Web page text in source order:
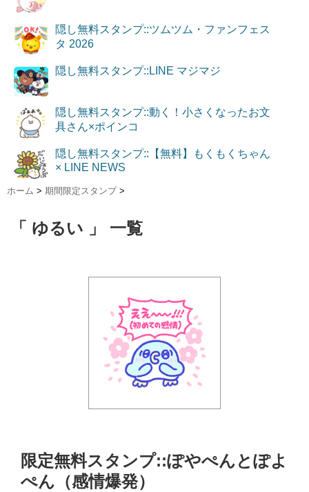
隠し無料スタンプ::ツムツム・ファンフェス
タ 2026
隠し無料スタンプ::LINE マジマジ
隠し無料スタンプ::動く！小さくなったお文
具さん×ポインコ
隠し無料スタンプ::【無料】もくもくちゃん
× LINE NEWS
ホーム > 期間限定スタンプ >
「 ゆるい 」 一覧
限定無料スタンプ::ぽやぺんとぽよ
ぺん（感情爆発）